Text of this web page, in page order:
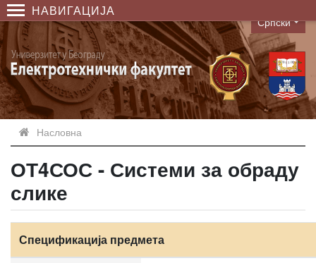
НАВИГАЦИЈА
Language
Српски
Насловна
ОТ4СОС - Системи за обраду
слике
Спецификација предмета